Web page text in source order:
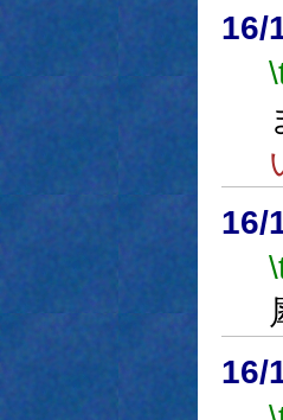
16/
16/
16/